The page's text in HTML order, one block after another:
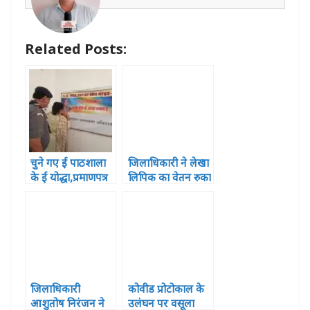
p
p
o
o
k
g n
Related Posts:
चुने गए ई पाठशाला
के ई योद्धा,प्रमाणपत्र
जिलाधिकारी ने लेखा
लिपिक का वेतन रुका
जिलाधिकारी
आशुतोष निरंजन ने
कोवीड प्रोटोकाल के
उलंघन पर वसूला